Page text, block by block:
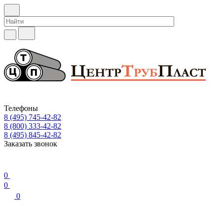
Телефоны
8 (495) 745-42-82
8 (800) 333-42-82
8 (495) 845-42-82
Заказать звонок
0
0
0